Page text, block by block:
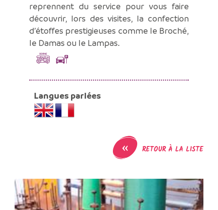
reprennent du service pour vous faire
découvrir, lors des visites, la confection
d’étoffes prestigieuses comme le Broché,
le Damas ou le Lampas.
Langues parlées
« RETOUR À LA LISTE